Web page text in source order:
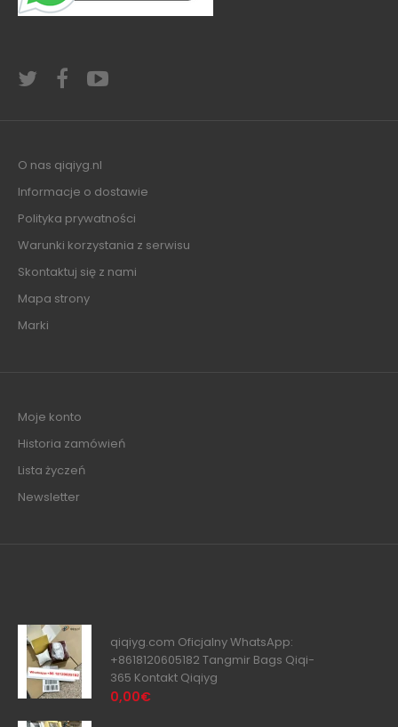
O nas qiqiyg.nl
Informacje o dostawie
Polityka prywatności
Warunki korzystania z serwisu
Skontaktuj się z nami
Mapa strony
Marki
Moje konto
Historia zamówień
Lista życzeń
Newsletter
qiqiyg.com Oficjalny WhatsApp:
+8618120605182 Tangmir Bags Qiqi-
365 Kontakt Qiqiyg
0,00€